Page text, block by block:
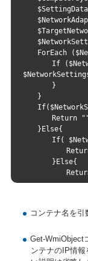
$SettingData
ForEach
If
}
}
Return
}Else{
If(
Return
}Else{
Return
}
コンテナ名を引
Get-WmiObject
ンテナのIP情